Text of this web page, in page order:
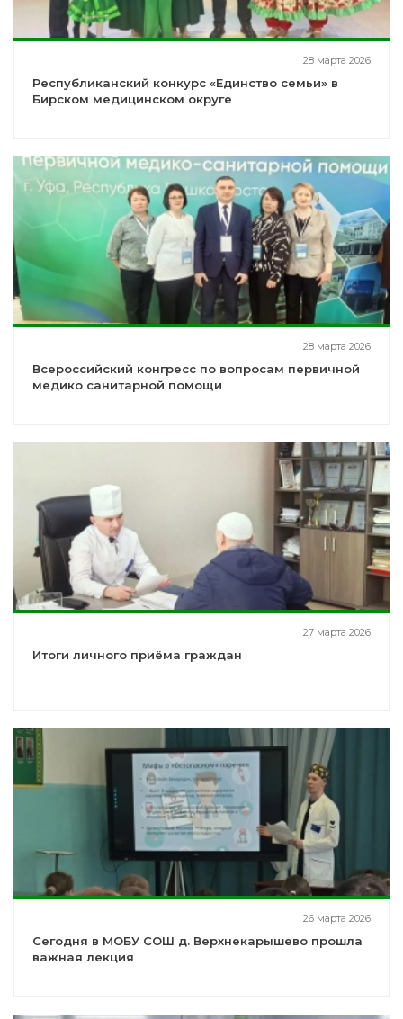
28 марта 2026
Республиканский конкурс «Единство семьи» в
Бирском медицинском округе
28 марта 2026
Всероссийский конгресс по вопросам первичной
медико санитарной помощи
27 марта 2026
Итоги личного приёма граждан
26 марта 2026
Сегодня в МОБУ СОШ д. Верхнекарышево прошла
важная лекция